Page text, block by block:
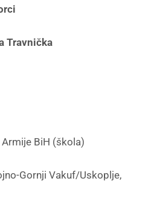
Travnička
BiH (škola)
Gornji Vakuf/Uskoplje,